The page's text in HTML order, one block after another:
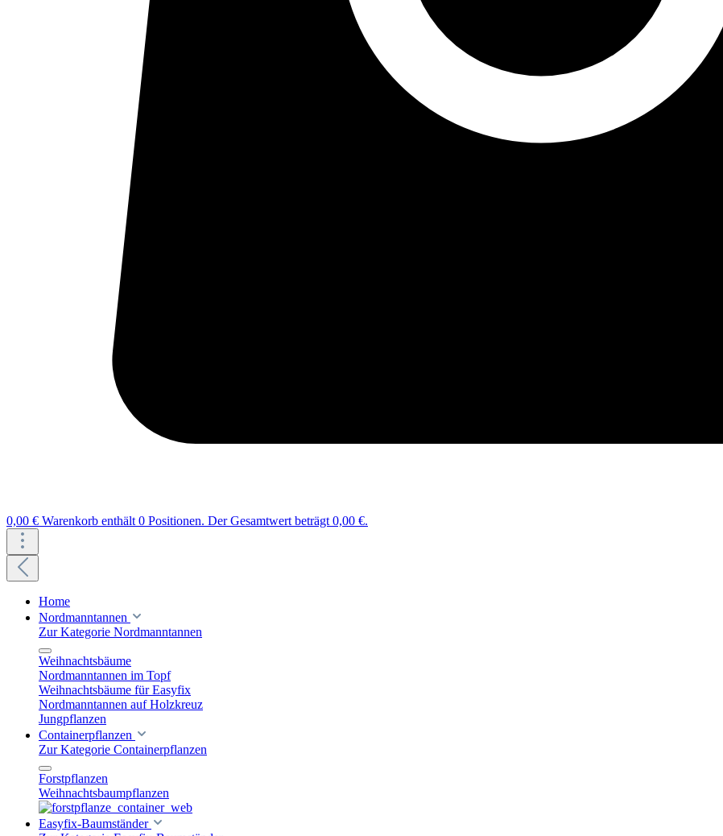
0,00 € Warenkorb enthält 0 Positionen. Der Gesamtwert beträgt 0,00 €.
Home
Nordmanntannen
Zur Kategorie Nordmanntannen
Weihnachtsbäume
Nordmanntannen im Topf
Weihnachtsbäume für Easyfix
Nordmanntannen auf Holzkreuz
Jungpflanzen
Containerpflanzen
Zur Kategorie Containerpflanzen
Forstpflanzen
Weihnachtsbaumpflanzen
Easyfix-Baumständer